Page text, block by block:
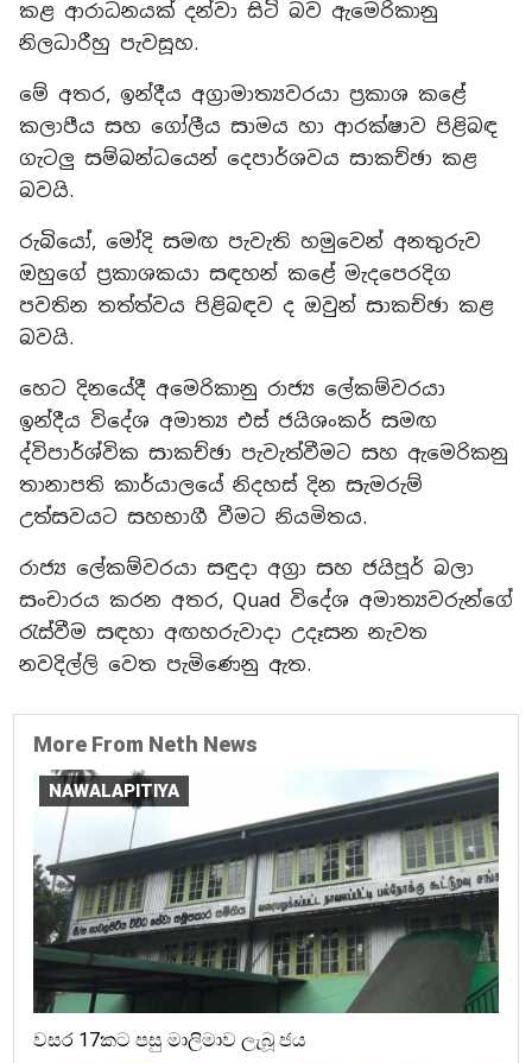
කළ ආරාධනයක් දන්වා සිටි බව ඇමෙරිකානු
නිලධාරීහු පැවසූහ.
මේ අතර, ඉන්දීය අග්‍රාමාත්‍යවරයා ප්‍රකාශ කළේ
කලාපීය සහ ගෝලීය සාමය හා ආරක්ෂාව පිළිබඳ
ගැටලු සම්බන්ධයෙන් දෙපාර්ශවය සාකච්ඡා කළ
බවයි.
රුබියෝ, මෝදි සමඟ පැවැති හමුවෙන් අනතුරුව
ඔහුගේ ප්‍රකාශකයා සඳහන් කළේ මැදපෙරදිග
පවතින තත්ත්වය පිළිබඳව ද ඔවුන් සාකච්ඡා කළ
බවයි.
හෙට දිනයේදී අමෙරිකානු රාජ්‍ය ලේකම්වරයා
ඉන්දීය විදේශ අමාත්‍ය එස් ජයිශංකර් සමඟ
ද්විපාර්ශ්වික සාකච්ඡා පැවැත්වීමට සහ ඇමෙරිකනු
තානාපති කාර්යාලයේ නිදහස් දින සැමරුම්
උත්සවයට සහභාගී වීමට නියමිතය.
රාජ්‍ය ලේකම්වරයා සඳුදා අග්‍රා සහ ජයිපූර් බලා
සංචාරය කරන අතර, Quad විදේශ අමාත්‍යවරුන්ගේ
රැස්වීම සඳහා අඟහරුවාදා උදෑසන නැවත
නවදිල්ලි වෙත පැමිණෙනු ඇත.
More From Neth News
NAWALAPITIYA
වසර 17කට පසු මාලිමාව ලැබූ ජය